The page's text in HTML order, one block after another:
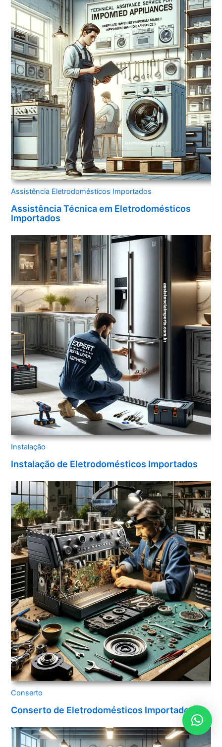
Assistência Eletrodomésticos Importados
Assistência Técnica em Eletrodomésticos
Importados
Instalação
Instalação de Eletrodomésticos Importados
Conserto
Conserto de Eletrodomésticos Importados